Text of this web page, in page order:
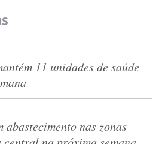
11 unidades de saúde
abastecimento nas zonas